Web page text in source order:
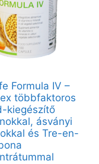
Formula IV –
többfaktoros
kiegészítő
ásványi
és Tre-en-